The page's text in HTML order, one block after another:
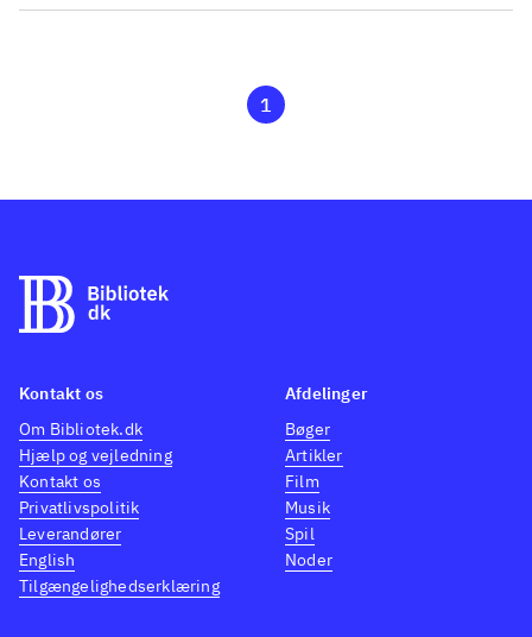
1
Kontakt os
Om Bibliotek.dk
Hjælp og vejledning
Kontakt os
Privatlivspolitik
Leverandører
English
Tilgængelighedserklæring
Afdelinger
Bøger
Artikler
Film
Musik
Spil
Noder